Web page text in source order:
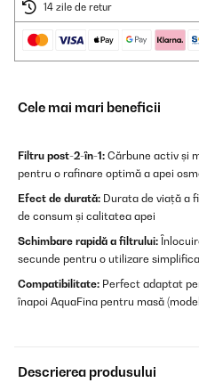
14 zile de retur
Cele mai mari beneficii
Filtru post-2-în-1: Cărbune activ și
pentru o rafinare optimă a apei
Efect de durată: Durata de viață a
de consum și calitatea apei
Schimbare rapidă a filtrului:
secunde pentru o utilizare
Compatibilitate: Perfect adaptat
înapoi AquaFina pentru masă
Descrierea produsului